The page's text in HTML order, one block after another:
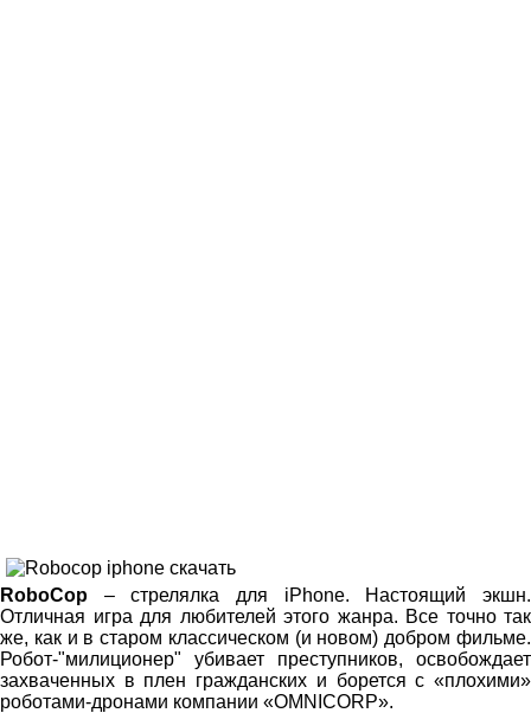
RoboCop – стрелялка для iPhone. Настоящий экшн.
Отличная игра для любителей этого жанра. Все точно так
же, как и в старом классическом (и новом) добром фильме.
Робот-"милиционер" убивает преступников, освобождает
захваченных в плен гражданских и борется с «плохими»
роботами-дронами компании «OMNICORP».